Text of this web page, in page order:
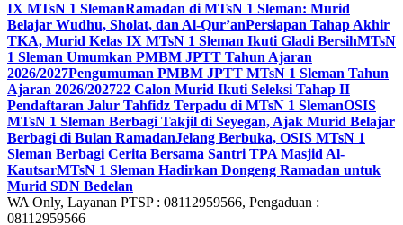
IX MTsN 1 SlemanRamadan di MTsN 1 Sleman: Murid
Belajar Wudhu, Sholat, dan Al-Qur’anPersiapan Tahap Akhir
TKA, Murid Kelas IX MTsN 1 Sleman Ikuti Gladi BersihMTsN
1 Sleman Umumkan PMBM JPTT Tahun Ajaran
2026/2027Pengumuman PMBM JPTT MTsN 1 Sleman Tahun
Ajaran 2026/202722 Calon Murid Ikuti Seleksi Tahap II
Pendaftaran Jalur Tahfidz Terpadu di MTsN 1 SlemanOSIS
MTsN 1 Sleman Berbagi Takjil di Seyegan, Ajak Murid Belajar
Berbagi di Bulan RamadanJelang Berbuka, OSIS MTsN 1
Sleman Berbagi Cerita Bersama Santri TPA Masjid Al-
KautsarMTsN 1 Sleman Hadirkan Dongeng Ramadan untuk
Murid SDN Bedelan
WA Only, Layanan PTSP : 08112959566, Pengaduan :
08112959566